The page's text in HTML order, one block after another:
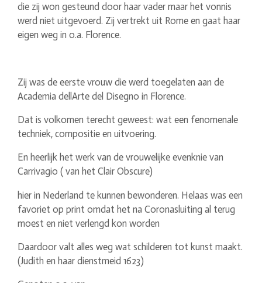
die zij won gesteund door haar vader maar het vonnis
werd niet uitgevoerd. Zij vertrekt uit Rome en gaat haar
eigen weg in o.a. Florence.
Zij was de eerste vrouw die werd toegelaten aan de
Academia dellArte del Disegno in Florence.
Dat is volkomen terecht geweest: wat een fenomenale
techniek, compositie en uitvoering.
En heerlijk het werk van de vrouwelijke evenknie van
Carrivagio ( van het Clair Obscure)
hier in Nederland te kunnen bewonderen. Helaas was een
favoriet op print omdat het na Coronasluiting al terug
moest en niet verlengd kon worden
Daardoor valt alles weg wat schilderen tot kunst maakt.
(Judith en haar dienstmeid 1623)